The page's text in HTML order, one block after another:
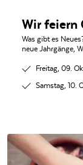
Wir feiern
Was gibt es
neue Jahrgänge,
Freitag, 09.
Samstag, 10.